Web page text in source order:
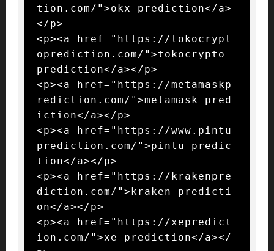
tion.com/">okx prediction</a>
</p>
<p><a href="https://tokocrypt
oprediction.com/">tokocrypto
prediction</a></p>
<p><a href="https://metamaskp
rediction.com/">metamask pred
iction</a></p>
<p><a href="https://www.pintu
prediction.com/">pintu predic
tion</a></p>
<p><a href="https://krakenpre
diction.com/">kraken predicti
on</a></p>
<p><a href="https://xepredict
ion.com/">xe prediction</a></